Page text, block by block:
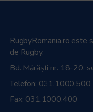
RugbyRomania.ro este
de Rugby.
Bd. Mărăști nr. 18-20,
Telefon: 031.1000.500
Fax: 031.1000.400